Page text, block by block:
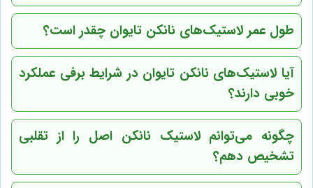
طول عمر لاستیک‌های نانکن تایوان چقدر است؟
آیا لاستیک‌های نانکن تایوان در شرایط برفی عملکرد
خوبی دارند؟
چگونه می‌توانم لاستیک نانکن اصل را از تقلبی
تشخیص دهم؟